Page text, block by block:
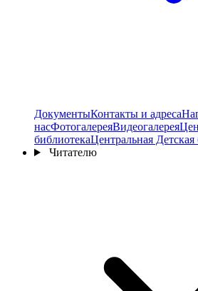
ДокументыКонтакты и адреса
насФотогалереяВидеогалерея
библиотекаЦентральная Детская
Читателю